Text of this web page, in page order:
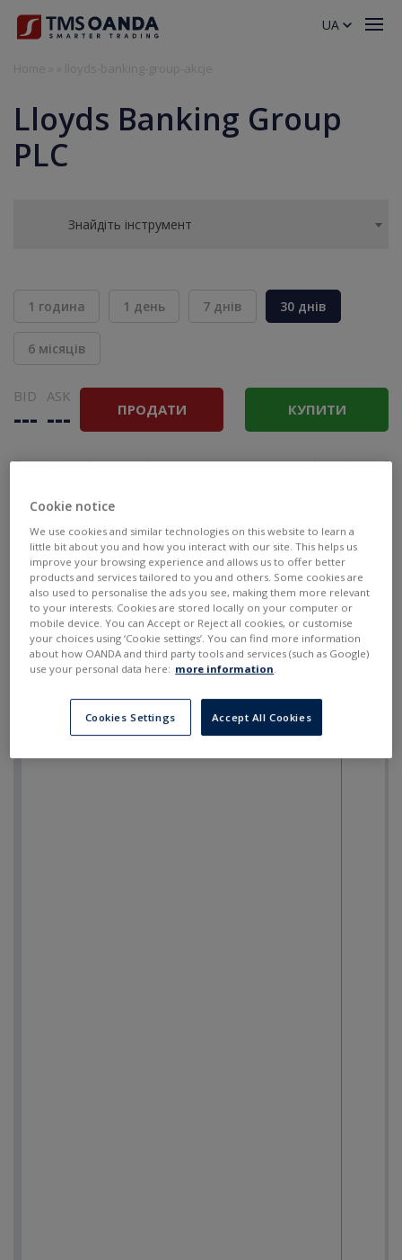
Lloyds Banking Group
PLC
Знайдіть інструмент
1 година 1 день 7 днів 30 днів
6 місяців
BID
---
ASK
--- ПРОДАТИ КУПИТИ
UA
Cookie notice
We use cookies and similar technologies on this website to learn a
little bit about you and how you interact with our site. This helps us
improve your browsing experience and allows us to offer better
products and services tailored to you and others. Some cookies are
also used to personalise the ads you see, making them more relevant
to your interests. Cookies are stored locally on your computer or
mobile device. You can Accept or Reject all cookies, or customise
your choices using ‘Cookie settings’. You can find more information
about how OANDA and third party tools and services (such as Google)
use your personal data here: more information.
Cookies Settings Accept All Cookies